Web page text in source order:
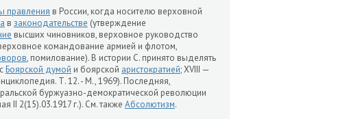
правления в России, когда носителю верховной
в законодательстве (утверждение
высших чиновников, верховное руководство
командование армией и флотом,
, помилование). В истории С. принято выделять
Боярской думой и боярской аристократией; XVIII —
Т. 12. - М., 1969). Последняя,
буржуазно-демократической революции
II 2(15).03.1917 г.). См. также Абсолютизм.